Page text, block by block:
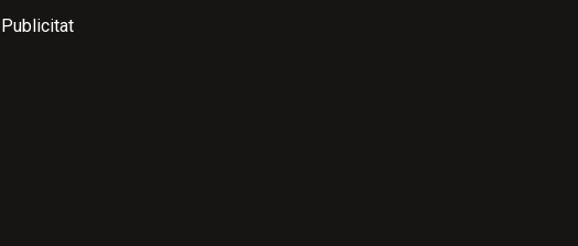
Publicitat